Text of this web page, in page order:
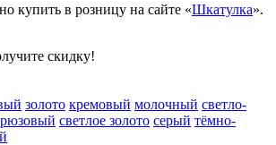
купить в розницу на сайте «Шкатулка».
скидку!
золото кремовый молочный светло-
светлое золото серый тёмно-